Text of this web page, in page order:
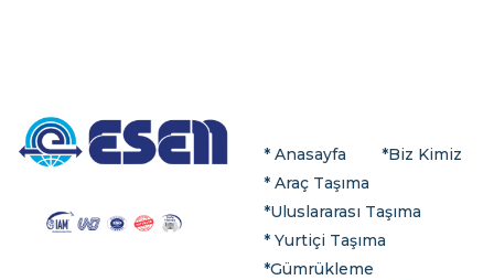
* Anasayfa *Biz Kimiz
* Araç Taşıma
*Uluslararası Taşıma
* Yurtiçi Taşıma
*Gümrükleme